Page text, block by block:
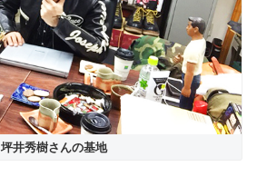
坪井秀樹さんの基地